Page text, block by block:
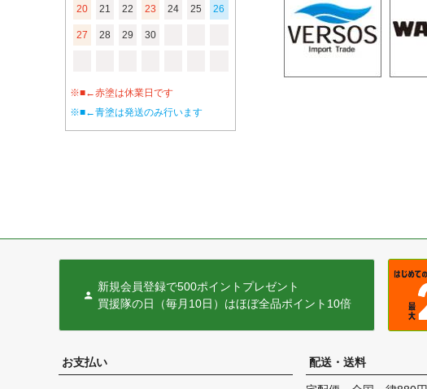
20 21 22 23 24 25 26
27 28 29 30
※■←赤塗は休業日です
※■←青塗は発送のみ行います
新規会員登録で500ポイントプレゼント
買援隊の日（毎月10日）はほぼ全品ポイント10倍
お支払い 配送・送料